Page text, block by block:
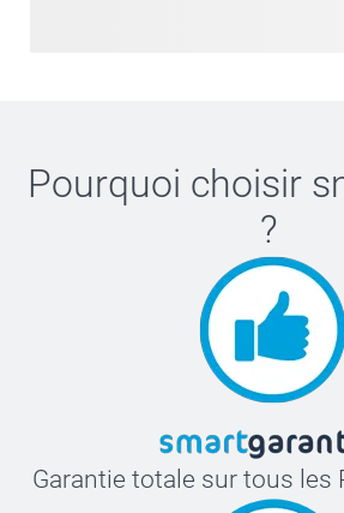
Pourquoi choisir
?
Garantie totale sur tous les